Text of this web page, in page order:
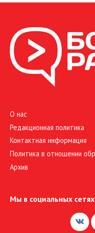
О нас
Редакционная политика
Контактная информация
Политика в отношении
Архив
Мы в социальных сетях